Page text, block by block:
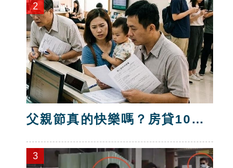
2
父親節真的快樂嗎？房貸10年
3